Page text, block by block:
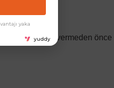
Lütfen sipariş vermeden önce
yaka
yuddy